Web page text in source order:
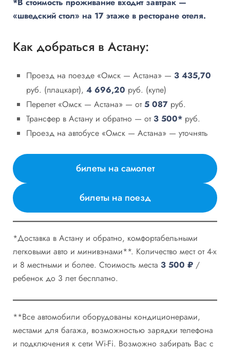
«шведский стол» на 17 этаже в ресторане отеля.
Как добраться в Астану:
Проезд на поезде «Омск — Астана» — 3 435,70
руб. (плацкарт), 4 696,20 руб. (купе)
Перелет «Омск — Астана» — от5 087 руб.
Трансфер в Астану и обратно — от 3 500* руб.
Проезд на автобусе «Омск — Астана» — уточнять
билеты на самолет
билеты на поезд
*Доставка в Астану и обратно, комфортабельными
легковыми авто и минивэнами**. Количество мест от 4-х
и 8 местными и более. Стоимость места 3 500 ₽ /
ребенок до 3 лет бесплатно.
**Все автомобили оборудованы кондиционерами,
местами для багажа, возможностью зарядки телефона
и подключения к сети Wi-Fi. Возможно забирать Вас с